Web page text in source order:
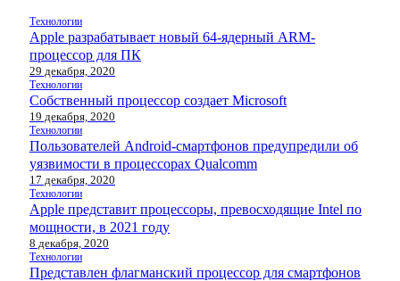
Технологии
Apple разрабатывает новый 64-ядерный ARM-
процессор для ПК
29 декабря, 2020
Технологии
Собственный процессор создает Microsoft
19 декабря, 2020
Технологии
Пользователей Android-смартфонов предупредили об
уязвимости в процессорах Qualcomm
17 декабря, 2020
Технологии
Apple представит процессоры, превосходящие Intel по
мощности, в 2021 году
8 декабря, 2020
Технологии
Представлен флагманский процессор для смартфонов